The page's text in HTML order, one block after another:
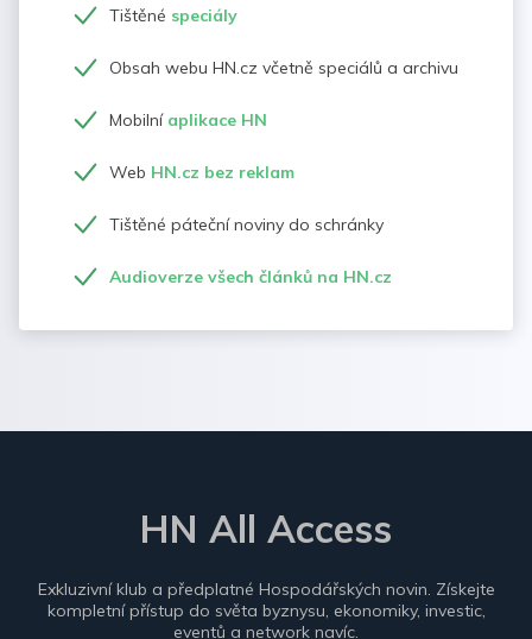
Tištěné speciály
Obsah webu HN.cz včetně speciálů a archivu
Mobilní aplikace HN
Web HN.cz bez reklam
Tištěné páteční noviny do schránky
Audioverze všech článků na HN.cz
HN All Access
Exkluzivní klub a předplatné Hospodářských novin. Získejte
kompletní přístup do světa byznysu, ekonomiky, investic,
eventů a network navíc.